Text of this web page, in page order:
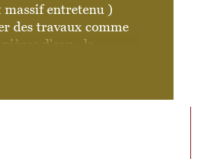
entretenu )
des travaux comme
d'eau , la